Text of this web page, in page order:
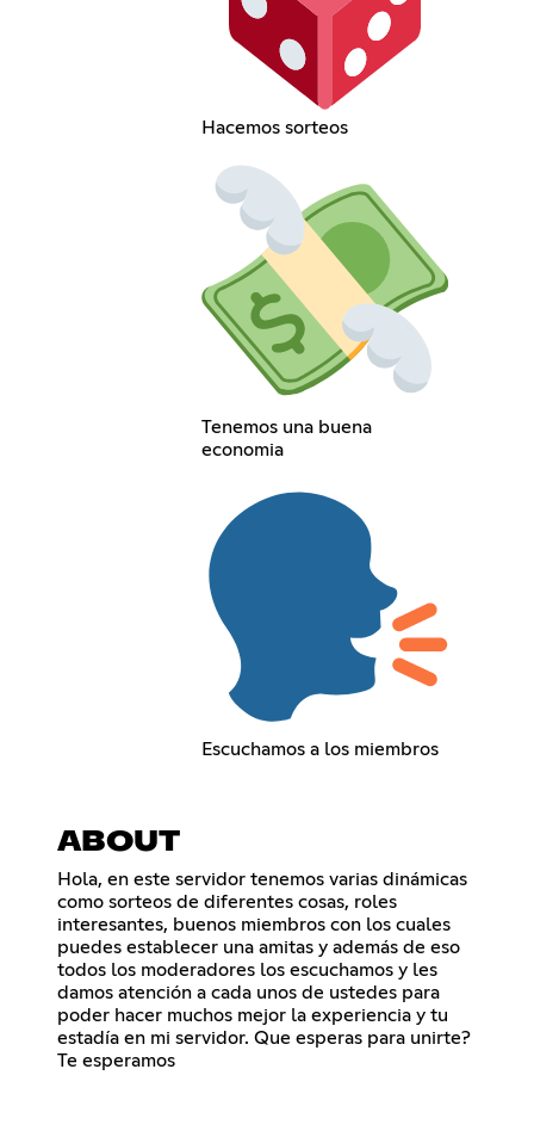
Hacemos sorteos
Tenemos una buena
economia
Escuchamos a los miembros
ABOUT
Hola, en este servidor tenemos varias dinámicas
como sorteos de diferentes cosas, roles
interesantes, buenos miembros con los cuales
puedes establecer una amitas y además de eso
todos los moderadores los escuchamos y les
damos atención a cada unos de ustedes para
poder hacer muchos mejor la experiencia y tu
estadía en mi servidor. Que esperas para unirte?
Te esperamos